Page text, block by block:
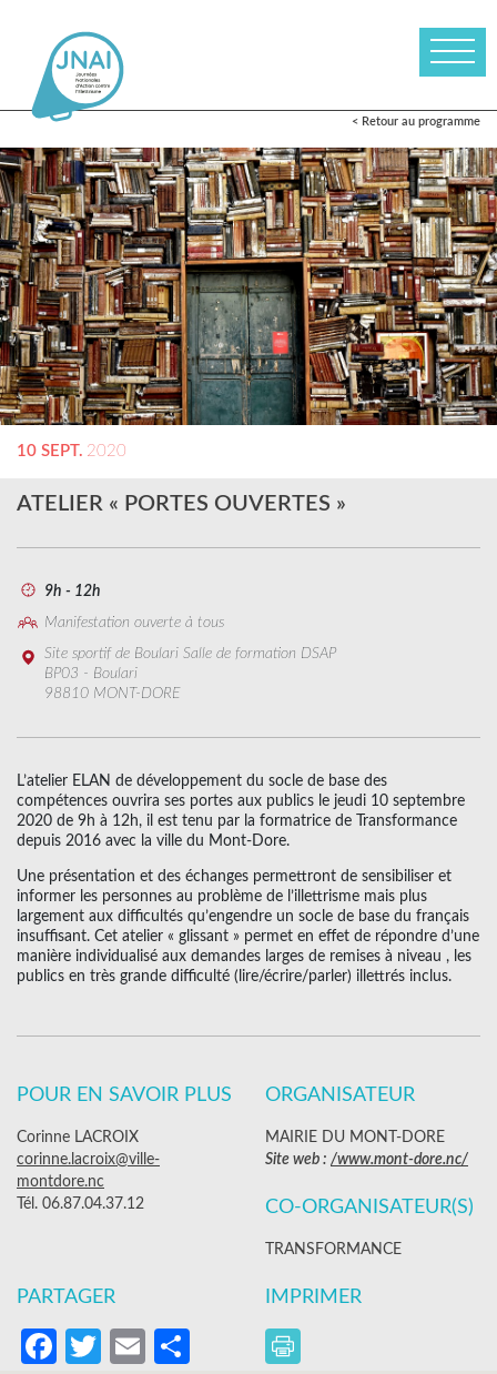
< Retour au programme
10 SEPT. 2020
ATELIER « PORTES OUVERTES »
9h - 12h
Manifestation ouverte à tous
Site sportif de Boulari Salle de formation DSAP
BP03 - Boulari
98810 MONT-DORE
L’atelier ELAN de développement du socle de base des
compétences ouvrira ses portes aux publics le jeudi 10 septembre
2020 de 9h à 12h, il est tenu par la formatrice de Transformance
depuis 2016 avec la ville du Mont-Dore.
Une présentation et des échanges permettront de sensibiliser et
informer les personnes au problème de l’illettrisme mais plus
largement aux difficultés qu’engendre un socle de base du français
insuffisant. Cet atelier « glissant » permet en effet de répondre d’une
manière individualisé aux demandes larges de remises à niveau , les
publics en très grande difficulté (lire/écrire/parler) illettrés inclus.
POUR EN SAVOIR PLUS
Corinne LACROIX
corinne.lacroix@ville-
montdore.nc
Tél. 06.87.04.37.12
ORGANISATEUR
MAIRIE DU MONT-DORE
Site web : /www.mont-dore.nc/
CO-ORGANISATEUR(S)
TRANSFORMANCE
PARTAGER
Facebook
Twitter
EmailPartager
IMPRIMER